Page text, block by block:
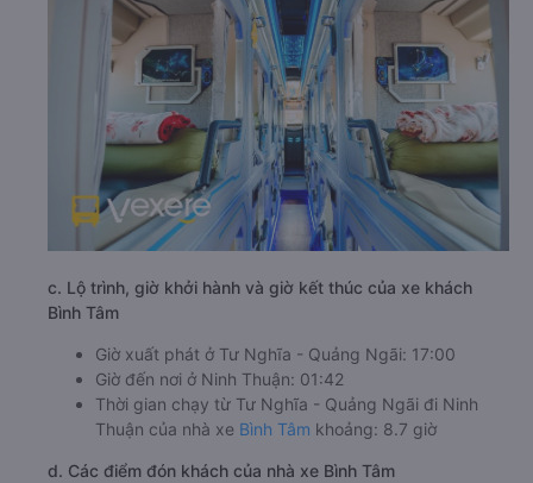
c. Lộ trình, giờ khởi hành và giờ kết thúc của xe khách
Bình Tâm
Giờ xuất phát ở Tư Nghĩa - Quảng Ngãi: 17:00
Giờ đến nơi ở Ninh Thuận: 01:42
Thời gian chạy từ Tư Nghĩa - Quảng Ngãi đi Ninh
Thuận của nhà xe Bình Tâm khoảng: 8.7 giờ
d. Các điểm đón khách của nhà xe Bình Tâm